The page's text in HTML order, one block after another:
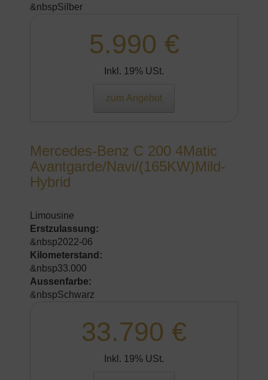
&nbspSilber
5.990 €
Inkl. 19% USt.
zum Angebot
Mercedes-Benz C 200 4Matic
Avantgarde/Navi/(165KW)Mild-
Hybrid
Limousine
Erstzulassung:
&nbsp2022-06
Kilometerstand:
&nbsp33.000
Aussenfarbe:
&nbspSchwarz
33.790 €
Inkl. 19% USt.